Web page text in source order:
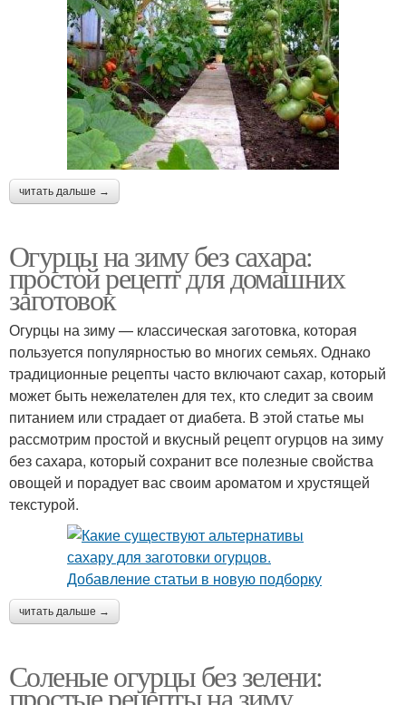
читать дальше →
Огурцы на зиму без сахара:
простой рецепт для домашних
заготовок
Огурцы на зиму — классическая заготовка, которая
пользуется популярностью во многих семьях. Однако
традиционные рецепты часто включают сахар, который
может быть нежелателен для тех, кто следит за своим
питанием или страдает от диабета. В этой статье мы
рассмотрим простой и вкусный рецепт огурцов на зиму
без сахара, который сохранит все полезные свойства
овощей и порадует вас своим ароматом и хрустящей
текстурой.
читать дальше →
Соленые огурцы без зелени:
простые рецепты на зиму